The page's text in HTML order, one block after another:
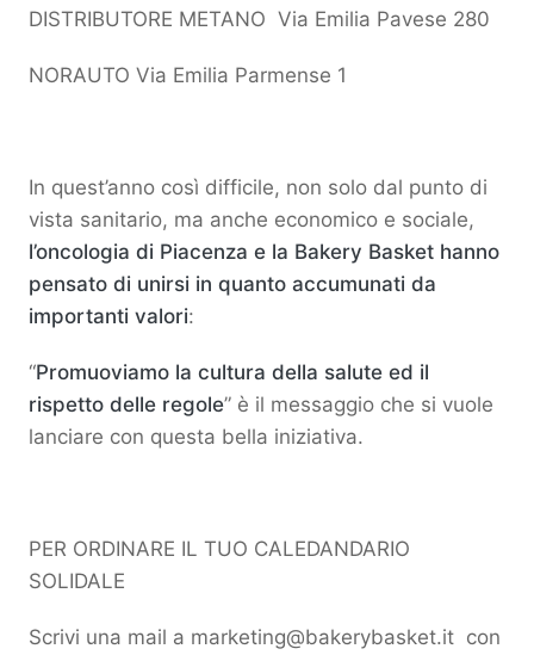
DISTRIBUTORE METANO Via Emilia Pavese 280
NORAUTO Via Emilia Parmense 1
In quest’anno così difficile, non solo dal punto di
vista sanitario, ma anche economico e sociale,
l’oncologia di Piacenza e la Bakery Basket hanno
pensato di unirsi in quanto accumunati da
importanti valori:
“Promuoviamo la cultura della salute ed il
rispetto delle regole” è il messaggio che si vuole
lanciare con questa bella iniziativa.
PER ORDINARE IL TUO CALEDANDARIO
SOLIDALE
Scrivi una mail a marketing@bakerybasket.it con